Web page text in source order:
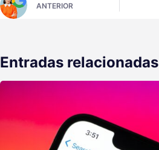
ANTERIOR
Entradas relacionadas